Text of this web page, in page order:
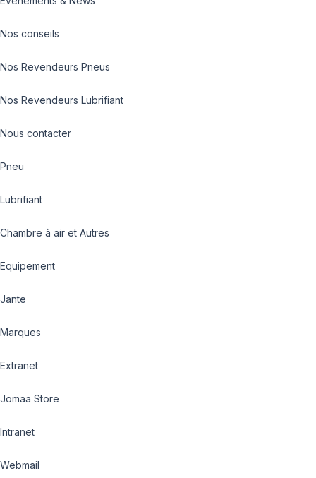
Nos conseils
Nos Revendeurs Pneus
Nos Revendeurs Lubrifiant
Nous contacter
Pneu
Lubrifiant
Chambre à air et Autres
Equipement
Jante
Marques
Extranet
Jomaa Store
Intranet
Webmail